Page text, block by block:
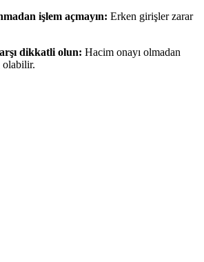
işlem açmayın: Erken girişler zarar
dikkatli olun: Hacim onayı olmadan
olabilir.